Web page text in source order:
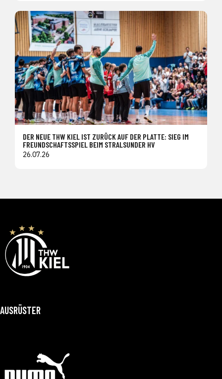
DER NEUE THW KIEL IST ZURÜCK AUF DER PLATTE: SIEG IM
FREUNDSCHAFTSSPIEL BEIM STRALSUNDER HV
26.07.26
AUSRÜSTER